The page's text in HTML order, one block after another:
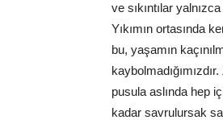
ve sıkıntılar
Yıkımın ortasında
bu, yaşamın
pusula aslında hep
kadar savrulursak